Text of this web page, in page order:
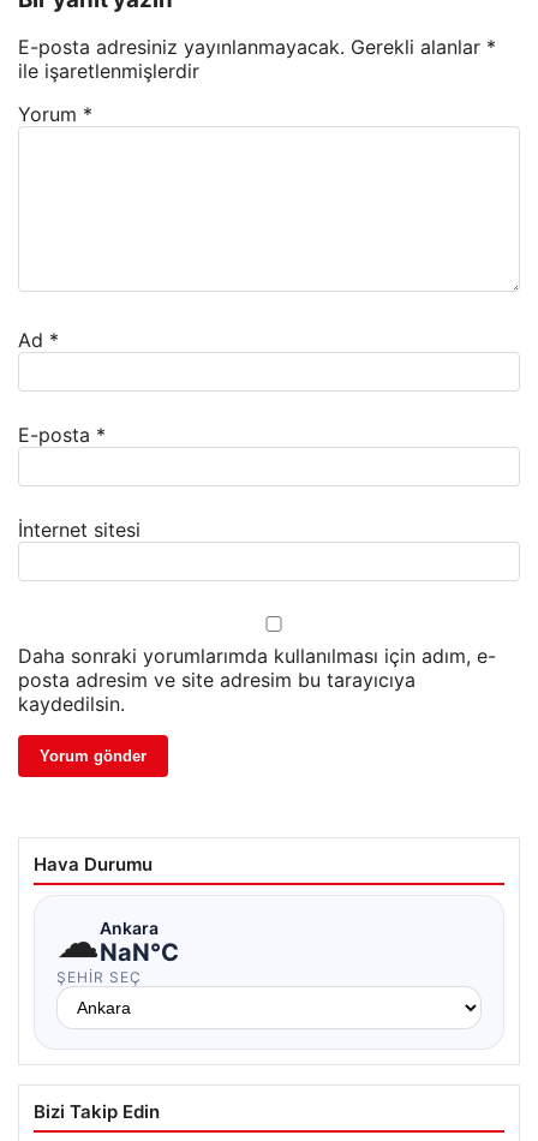
E-posta adresiniz yayınlanmayacak. Gerekli alanlar *
ile işaretlenmişlerdir
Yorum *
Ad *
E-posta *
İnternet sitesi
Daha sonraki yorumlarımda kullanılması için adım, e-
posta adresim ve site adresim bu tarayıcıya
kaydedilsin.
Hava Durumu
☁Ankara
NaN°C
ŞEHIR SEÇ
Bizi Takip Edin